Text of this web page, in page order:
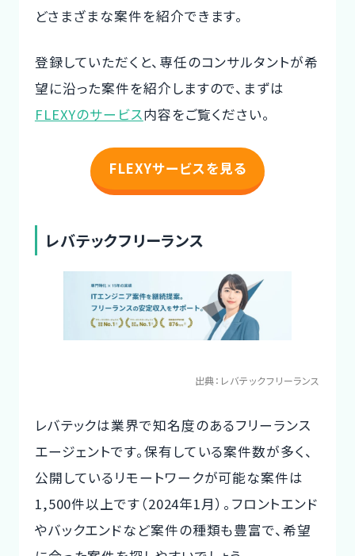
どさまざまな案件を紹介できます。
登録していただくと、専任のコンサルタントが希
望に沿った案件を紹介しますので、まずは
FLEXYのサービス内容をご覧ください。
FLEXYサービスを見る
レバテックフリーランス
出典： レバテックフリーランス
レバテックは業界で知名度のあるフリーランス
エージェントです。保有している案件数が多く、
公開しているリモートワークが可能な案件は
1,500件以上です（2024年1月）。フロントエンド
やバックエンドなど案件の種類も豊富で、希望